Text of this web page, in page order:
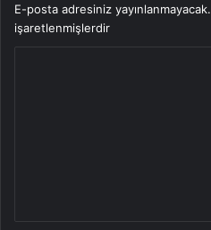
E-posta adresiniz yayınlanmayacak.
işaretlenmişlerdir